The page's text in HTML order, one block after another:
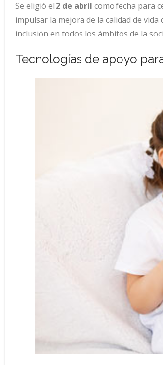
Se eligió el2 de abril como fecha para
impulsar la mejora de la calidad de
inclusión en todos los ámbitos de la
Tecnologías de apoyo